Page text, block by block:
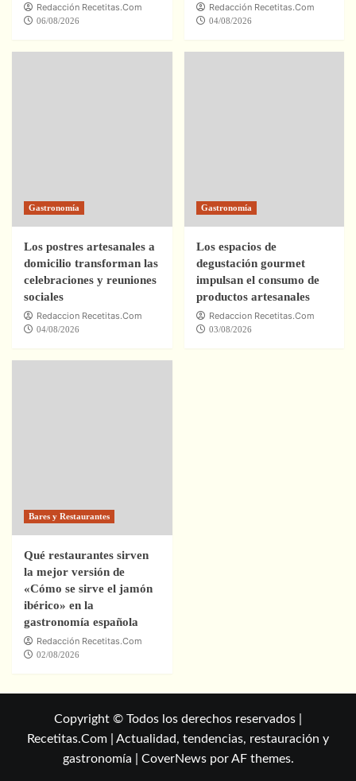
Redacción Recetitas.Com
06/08/2026
Redacción Recetitas.Com
04/08/2026
Gastronomía
Los postres artesanales a
domicilio transforman las
celebraciones y reuniones
sociales
Redaccion Recetitas.Com
04/08/2026
Gastronomía
Los espacios de
degustación gourmet
impulsan el consumo de
productos artesanales
Redaccion Recetitas.Com
03/08/2026
Bares y Restaurantes
Qué restaurantes sirven
la mejor versión de
«Cómo se sirve el jamón
ibérico» en la
gastronomía española
Redacción Recetitas.Com
02/08/2026
Copyright © Todos los derechos reservados |
Recetitas.Com | Actualidad, tendencias, restauración y
gastronomía
CoverNewspor AF themes.